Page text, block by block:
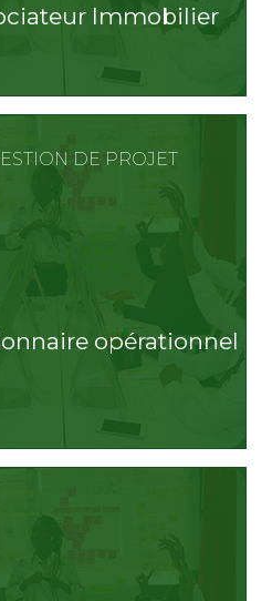
Immobilier
DE PROJET
opérationnel